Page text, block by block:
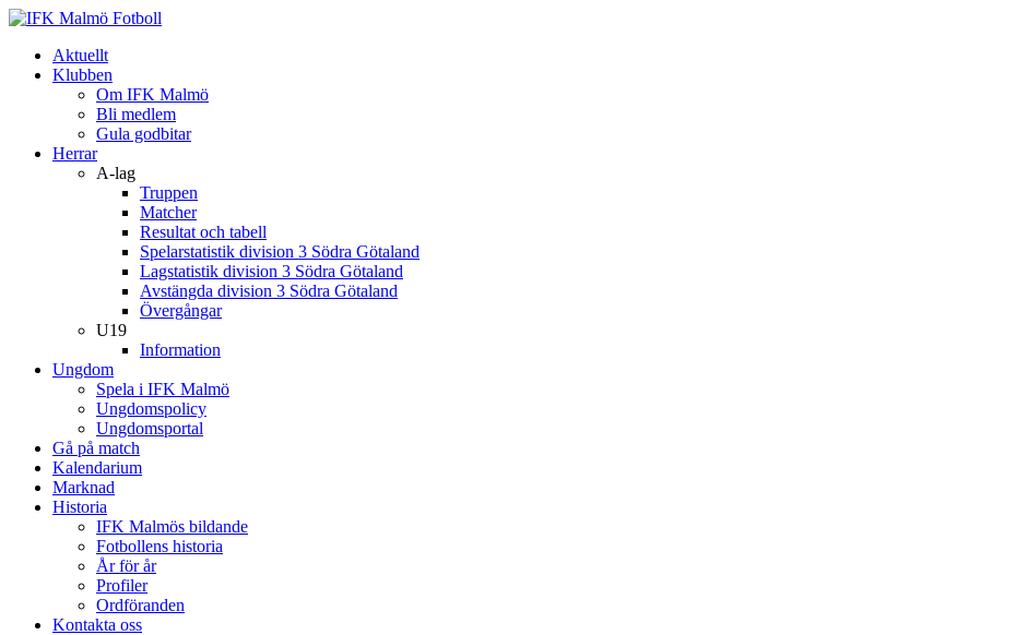
Aktuellt
Klubben
Om IFK Malmö
Bli medlem
Gula godbitar
Herrar
A-lag
Truppen
Matcher
Resultat och tabell
Spelarstatistik division 3 Södra Götaland
Lagstatistik division 3 Södra Götaland
Avstängda division 3 Södra Götaland
Övergångar
U19
Information
Ungdom
Spela i IFK Malmö
Ungdomspolicy
Ungdomsportal
Gå på match
Kalendarium
Marknad
Historia
IFK Malmös bildande
Fotbollens historia
År för år
Profiler
Ordföranden
Kontakta oss